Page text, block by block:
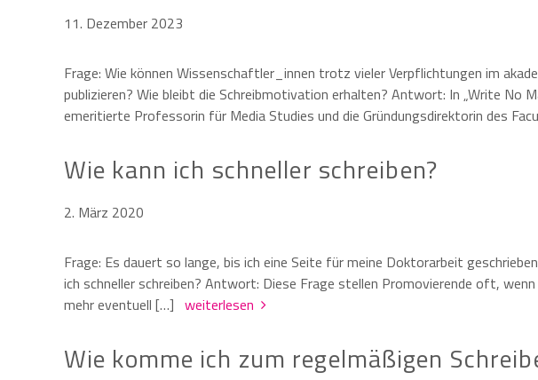
11. Dezember 2023
Frage: Wie können Wissenschaftler_innen trotz vieler Verpflichtungen im
publizieren? Wie bleibt die Schreibmotivation erhalten? Antwort: In „Write No
emeritierte Professorin für Media Studies und die Gründungsdirektorin des
Wie kann ich schneller schreiben?
2. März 2020
Frage: Es dauert so lange, bis ich eine Seite für meine Doktorarbeit
ich schneller schreiben? Antwort: Diese Frage stellen Promovierende oft,
mehr eventuell […] weiterlesen
Wie komme ich zum regelmäßigen